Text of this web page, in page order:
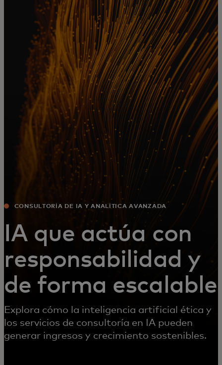
Para ti
Para empresas
Para el mundo
Para innovadores
Noticias y tendencias
CONSULTORÍA DE IA Y ANALÍTICA AVANZADA
IA que actúa con
responsabilidad y
de forma escalable
Explora cómo la inteligencia artificial ética y
los servicios de consultoría en IA pueden
generar ingresos y crecimiento sostenibles.